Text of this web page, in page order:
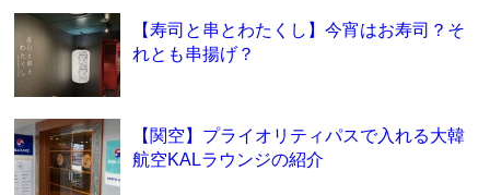
【寿司と串とわたくし】今宵はお寿司？そ
れとも串揚げ？
【関空】プライオリティパスで入れる大韓
航空KALラウンジの紹介